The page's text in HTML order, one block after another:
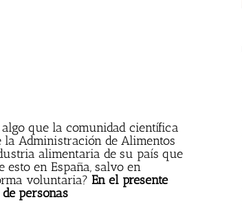
algo que la comunidad científica
la Administración de Alimentos
alimentaria de su país que
esto en España, salvo en
voluntaria? En el presente
personas